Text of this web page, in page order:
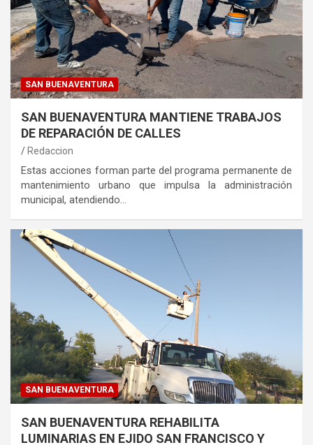
SAN BUENAVENTURA
SAN BUENAVENTURA MANTIENE TRABAJOS
DE REPARACIÓN DE CALLES
Redaccion
Estas acciones forman parte del programa permanente de
mantenimiento urbano que impulsa la administración
municipal, atendiendo…
SAN BUENAVENTURA
SAN BUENAVENTURA REHABILITA
LUMINARIAS EN EJIDO SAN FRANCISCO Y